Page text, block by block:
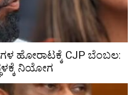
ಹೋರಾಟಕ್ಕೆ CJP ಬೆಂಬಲ:
ನಿಯೋಗ